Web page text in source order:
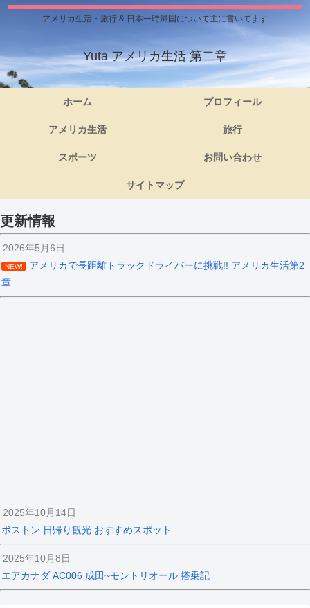
アメリカ生活・旅行 & 日本一時帰国について主に書いてます
Yuta アメリカ生活 第二章
ホーム プロフィール
アメリカ生活 旅行
スポーツ お問い合わせ
サイトマップ
更新情報
2026年5月6日
NEW!
アメリカで長距離トラックドライバーに挑戦!! アメリカ生活第2
章
2025年10月14日
ボストン 日帰り観光 おすすめスポット
2025年10月8日
エアカナダ AC006 成田~モントリオール 搭乗記